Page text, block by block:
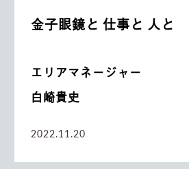
金子眼鏡と 仕事と 人と
エリアマネージャー
白崎貴史
2022.11.20